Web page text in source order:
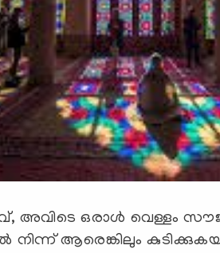
അവിടെ ഒരാൾ വെള്ളം
ആരെങ്കിലും